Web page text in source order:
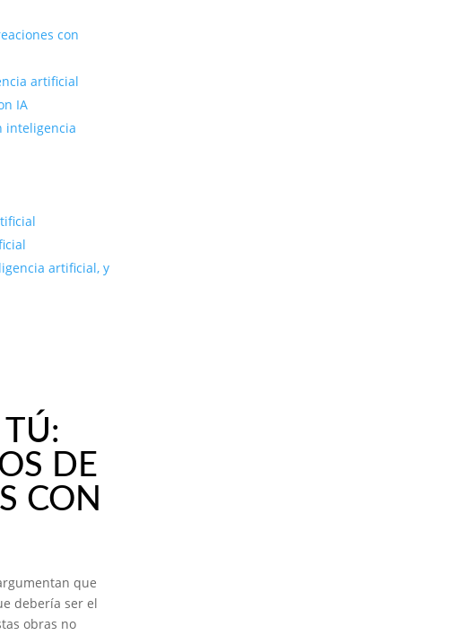
con
artificial
IA
inteligencia
artificial, y
TÚ:
DE
CON
que
debería ser el
obras no